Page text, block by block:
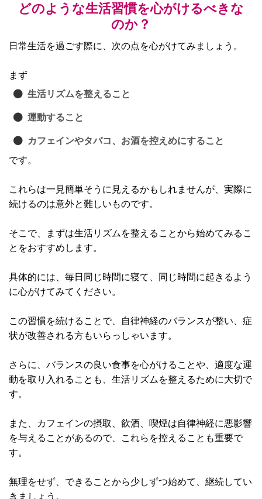
どのような生活習慣を心がけるべきな
のか？
日常生活を過ごす際に、次の点を心がけてみましょう。
まず
生活リズムを整えること
運動すること
カフェインやタバコ、お酒を控えめにすること
です。
これらは一見簡単そうに見えるかもしれませんが、実際に
続けるのは意外と難しいものです。
そこで、まずは生活リズムを整えることから始めてみるこ
とをおすすめします。
具体的には、毎日同じ時間に寝て、同じ時間に起きるよう
に心がけてみてください。
この習慣を続けることで、自律神経のバランスが整い、症
状が改善される方もいらっしゃいます。
さらに、バランスの良い食事を心がけることや、適度な運
動を取り入れることも、生活リズムを整えるために大切で
す。
また、カフェインの摂取、飲酒、喫煙は自律神経に悪影響
を与えることがあるので、これらを控えることも重要で
す。
無理をせず、できることから少しずつ始めて、継続してい
きましょう。